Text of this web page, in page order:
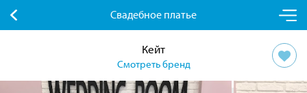
Свадебное платье
Кейт
Смотреть бренд